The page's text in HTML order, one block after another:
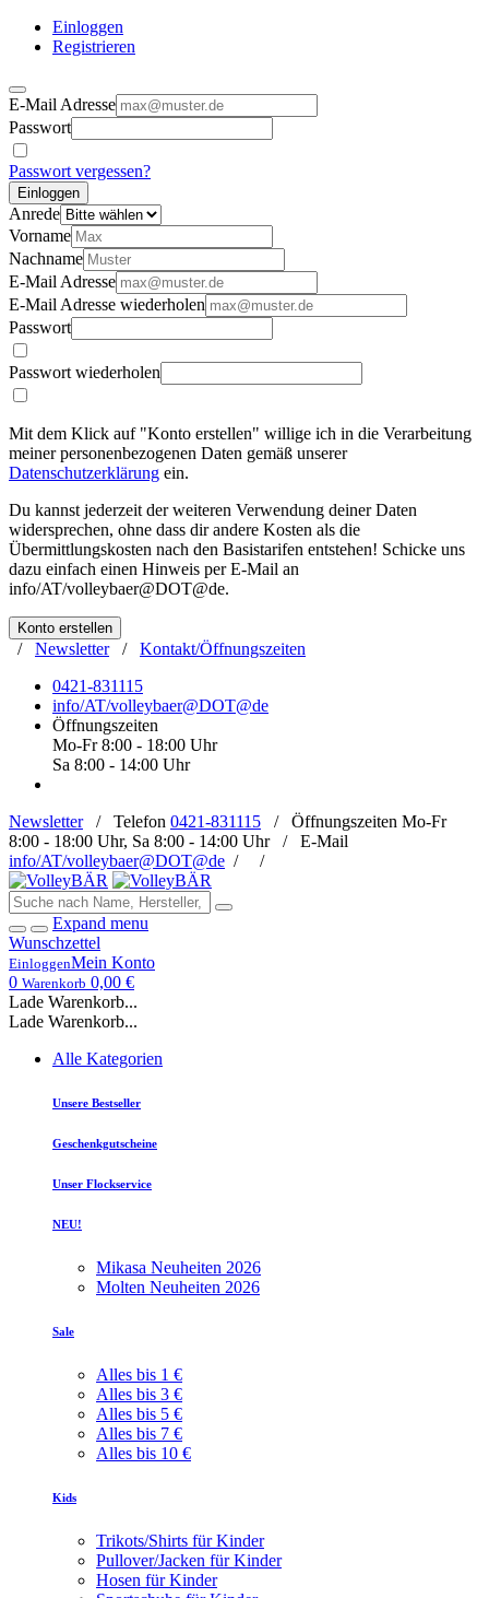
Einloggen
Registrieren
E-Mail Adresse
Passwort
Passwort vergessen?
Einloggen
Anrede
Vorname
Nachname
E-Mail Adresse
E-Mail Adresse wiederholen
Passwort
Passwort wiederholen
Mit dem Klick auf "Konto erstellen" willige ich in die Verarbeitung
meiner personenbezogenen Daten gemäß unserer
Datenschutzerklärung ein.
Du kannst jederzeit der weiteren Verwendung deiner Daten
widersprechen, ohne dass dir andere Kosten als die
Übermittlungskosten nach den Basistarifen entstehen! Schicke uns
dazu einfach einen Hinweis per E-Mail an
info/AT/volleybaer@DOT@de.
Konto erstellen
/ Newsletter/ Kontakt/Öffnungszeiten
0421-831115
info/AT/volleybaer@DOT@de
Öffnungszeiten
Mo-Fr 8:00 - 18:00 Uhr
Sa 8:00 - 14:00 Uhr
Newsletter/ Telefon 0421-831115 / Öffnungszeiten Mo-Fr
8:00 - 18:00 Uhr, Sa 8:00 - 14:00 Uhr / E-Mail
info/AT/volleybaer@DOT@de / /
Expand menu
Wunschzettel
EinloggenMein Konto
0 Warenkorb 0,00 €
Lade Warenkorb...
Lade Warenkorb...
Alle Kategorien
Unsere Bestseller
Geschenkgutscheine
Unser Flockservice
NEU!
Mikasa Neuheiten 2026
Molten Neuheiten 2026
Sale
Alles bis 1 €
Alles bis 3 €
Alles bis 5 €
Alles bis 7 €
Alles bis 10 €
Kids
Trikots/Shirts für Kinder
Pullover/Jacken für Kinder
Hosen für Kinder